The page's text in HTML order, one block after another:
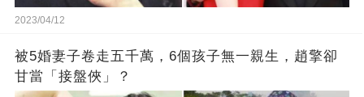
2023/04/12
被5婚妻子卷走五千萬，6個孩子無一親生，趙擎卻
甘當「接盤俠」？